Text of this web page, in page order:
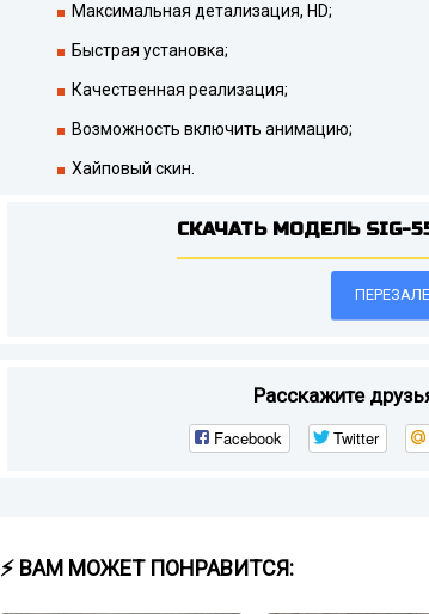
Максимальная детализация, HD;
Быстрая установка;
Качественная реализация;
Возможность включить анимацию;
Хайповый скин.
СКАЧАТЬ МОДЕЛЬ SIG-
Расскажите
Facebook Twitter
⚡ ВАМ МОЖЕТ ПОНРАВИТСЯ: